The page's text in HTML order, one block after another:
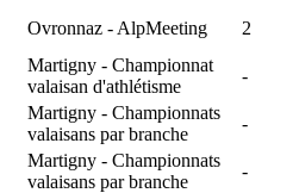
Ovronnaz - AlpMeeting 2
Martigny - Championnat
valaisan d'athlétisme
-
Martigny - Championnats
valaisans par branche
-
Martigny - Championnats
valaisans par branche
-